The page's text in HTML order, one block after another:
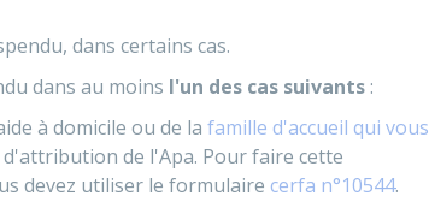
dans certains cas.
dans au moins l'un des cas suivants :
à domicile ou de la famille d'accueil qui vous
d'attribution de l'Apa. Pour faire cette
devez utiliser le formulaire cerfa n°10544.